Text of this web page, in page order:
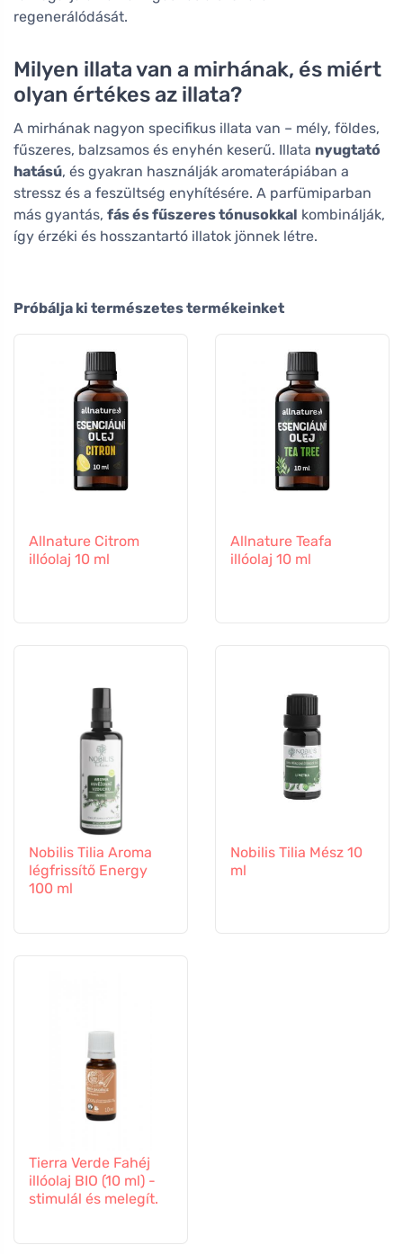
regenerálódását.
Milyen illata van a mirhának, és miért
olyan értékes az illata?
A mirhának nagyon specifikus illata van – mély, földes,
fűszeres, balzsamos és enyhén keserű. Illata nyugtató
hatású, és gyakran használják aromaterápiában a
stressz és a feszültség enyhítésére. A parfümiparban
más gyantás, fás és fűszeres tónusokkal kombinálják,
így érzéki és hosszantartó illatok jönnek létre.
Próbálja ki természetes termékeinket
Allnature Citrom
illóolaj 10 ml
Allnature Teafa
illóolaj 10 ml
Nobilis Tilia Aroma
légfrissítő Energy
100 ml
Nobilis Tilia Mész 10
ml
Tierra Verde Fahéj
illóolaj BIO (10 ml) -
stimulál és melegít.